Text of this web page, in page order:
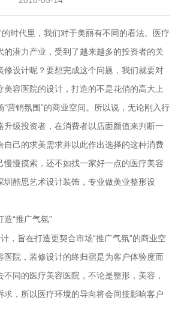
时代里，我们对于美丽有不同的看法。医疗
的潜力产业，受到了越来越多的投资者的关
修设计呢？要想完成这个问题，我们就要对
美容医院的设计，打造的不是花俏的高大上
营销氛围”的商业空间。所以说，无论刚入行
升级投资者，在消费者以店面颜值来判断一
自己的求美需求并以此作出选择的这种消费
慢慢摸索，还不如找一家好一点的医疗美容
圳酷思艺术设计装饰，专业做美业整形设
“推广气氛”
，旨在打造更契合市场“推广气氛”的商业空
医院，装修设计的终归宿是为客户体验度而
同的医疗美容医院，不论是整形，美容，
求，所以医疗环境的导向将会间接影响客户